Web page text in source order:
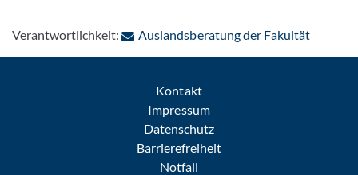
Verantwortlichkeit: Auslandsberatung der Fakultät: Per E-
Kontakt
Impressum
Datenschutz
Barrierefreiheit
Notfall